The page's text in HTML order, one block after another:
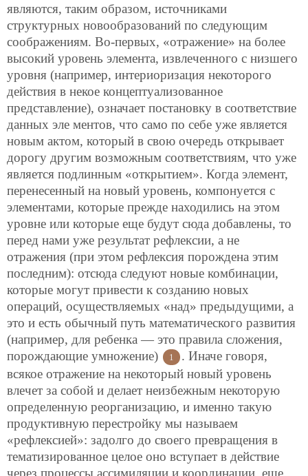
являются, таким образом, источниками
структурных новообразований по следующим
соображениям. Во-первых, «отражение» на более
высокий уровень элемента, извлеченного с низшего
уровня (например, интериоризация некоторого
действия в некое концептуализованное
представление), означает постановку в соответствие
данных эле ментов, что само по себе уже является
новым актом, который в свою очередь открывает
дорогу другим возможным соответствиям, что уже
является подлинным «открытием». Когда элемент,
перенесенный на новый уровень, компонуется с
элементами, которые прежде находились на этом
уровне или которые еще будут сюда добавлены, то
перед нами уже результат рефлексии, а не
отражения (при этом рефлексия порождена этим
последним): отсюда следуют новые комбинации,
которые могут привести к созданию новых
операций, осуществляемых «над» предыдущими, а
это и есть обычный путь математического развития
(например, для ребенка — это правила сложения,
порождающие умножение)
1
. Иначе говоря,
всякое отражение на некоторый новый уровень
влечет за собой и делает неизбежным некоторую
определенную реорганизацию, и именно такую
продуктивную перестройку мы называем
«рефлексией»: задолго до своего превращения в
тематизированное целое оно вступает в действие
через процессы ассимиляции и координации, еще